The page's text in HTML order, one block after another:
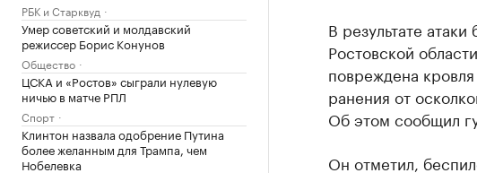
РБК и Старквуд
Умер советский и молдавский
режиссер Борис Конунов
Общество
ЦСКА и «Ростов» сыграли нулевую
ничью в матче РПЛ
Спорт
Клинтон назвала одобрение Путина
более желанным для Трампа, чем
Нобелевка
В результате
Ростовской
повреждена
ранения от
Об этом сообщил
Он отметил,